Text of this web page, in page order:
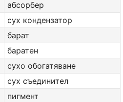
абсорбер
сух кондензатор
барат
баратен
сухо обогатяване
сух съединител
пигмент